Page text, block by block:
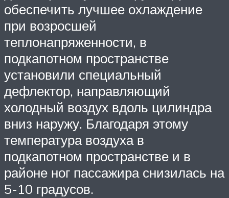
обеспечить лучшее охлаждение
при возросшей
теплонапряженности, в
подкапотном пространстве
установили специальный
дефлектор, направляющий
холодный воздух вдоль цилиндра
вниз наружу. Благодаря этому
температура воздуха в
подкапотном пространстве и в
районе ног пассажира снизилась на
5-10 градусов.